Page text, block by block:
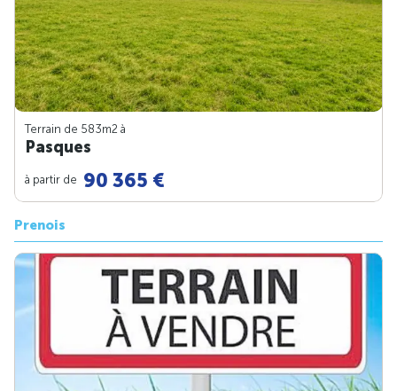
Terrain de 583m2 à
Pasques
à partir de 90 365 €
Prenois